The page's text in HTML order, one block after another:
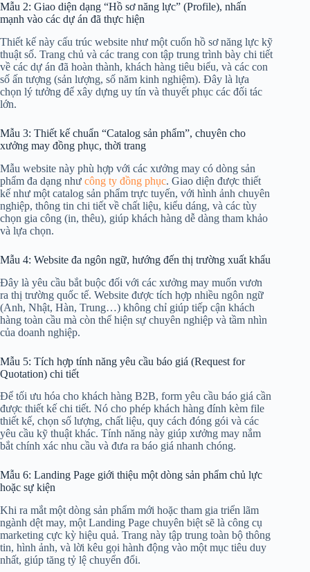
Mẫu 2: Giao diện dạng “Hồ sơ năng lực” (Profile), nhấn
mạnh vào các dự án đã thực hiện
Thiết kế này cấu trúc website như một cuốn hồ sơ năng lực kỹ
thuật số. Trang chủ và các trang con tập trung trình bày chi tiết
về các dự án đã hoàn thành, khách hàng tiêu biểu, và các con
số ấn tượng (sản lượng, số năm kinh nghiệm). Đây là lựa
chọn lý tưởng để xây dựng uy tín và thuyết phục các đối tác
lớn.
Mẫu 3: Thiết kế chuẩn “Catalog sản phẩm”, chuyên cho
xưởng may đồng phục, thời trang
Mẫu website này phù hợp với các xưởng may có dòng sản
phẩm đa dạng như công ty đồng phục. Giao diện được thiết
kế như một catalog sản phẩm trực tuyến, với hình ảnh chuyên
nghiệp, thông tin chi tiết về chất liệu, kiểu dáng, và các tùy
chọn gia công (in, thêu), giúp khách hàng dễ dàng tham khảo
và lựa chọn.
Mẫu 4: Website đa ngôn ngữ, hướng đến thị trường xuất khẩu
Đây là yêu cầu bắt buộc đối với các xưởng may muốn vươn
ra thị trường quốc tế. Website được tích hợp nhiều ngôn ngữ
(Anh, Nhật, Hàn, Trung…) không chỉ giúp tiếp cận khách
hàng toàn cầu mà còn thể hiện sự chuyên nghiệp và tầm nhìn
của doanh nghiệp.
Mẫu 5: Tích hợp tính năng yêu cầu báo giá (Request for
Quotation) chi tiết
Để tối ưu hóa cho khách hàng B2B, form yêu cầu báo giá cần
được thiết kế chi tiết. Nó cho phép khách hàng đính kèm file
thiết kế, chọn số lượng, chất liệu, quy cách đóng gói và các
yêu cầu kỹ thuật khác. Tính năng này giúp xưởng may nắm
bắt chính xác nhu cầu và đưa ra báo giá nhanh chóng.
Mẫu 6: Landing Page giới thiệu một dòng sản phẩm chủ lực
hoặc sự kiện
Khi ra mắt một dòng sản phẩm mới hoặc tham gia triển lãm
ngành dệt may, một Landing Page chuyên biệt sẽ là công cụ
marketing cực kỳ hiệu quả. Trang này tập trung toàn bộ thông
tin, hình ảnh, và lời kêu gọi hành động vào một mục tiêu duy
nhất, giúp tăng tỷ lệ chuyển đổi.